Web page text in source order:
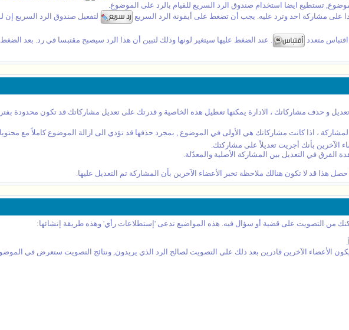
تستطيع ايضا استخدام صندوق الرد السريع للقيام بالرد على الموضوع.
على مشاركة احد وترد عليه. يجب أن تضغط على أيقونة الرد السريع
لتفعيل صندوق الرد السريع إن
متعدد
. عند الضغط عليها سيتغير لونها وذلك لتبين أن هذا الرد سيصبح مقتبسا في رد. بعد
و حذف مشاركاتك ، الادارة يمكنها تعطيل هذه الخاصية و قدرتك على تعديل مشاركاتك قد تكون محدودة
، اذا كانت مشاركاتك هي الأولى في الموضوع , بمجرد حذفها قد تؤدي الى ازالة الموضوع كاملاً مع
الآخرين بأنك أجريت تعديلاً على مشاركتك.
الفرق في التعديل بين المشاركة الأصلية والمعدّلة.
هذا قد لا تكون هنالك ملاحظة تخبر الأعضاء الآخرين بأن المشاركة تم التعديل عليها.
من التصويت على قضية أو سؤال فيه. هذه المواضيع تدعى 'إستطلاعات رأي' وهذه طريقة إنشائها:
الأعضاء الآخرين قادرين بعد ذلك على التصويت لصالح الرد الذي يريدون, ونتائج التصويت ستعرض في